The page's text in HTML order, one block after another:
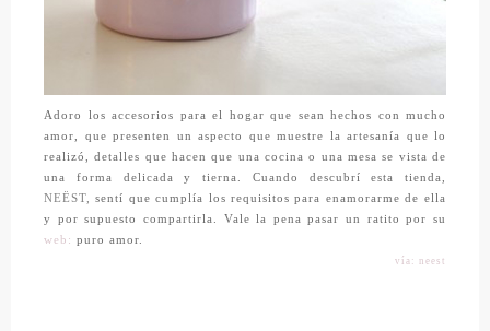
Adoro los accesorios para el hogar que sean hechos con mucho
amor, que presenten un aspecto que muestre la artesanía que lo
realizó, detalles que hacen que una cocina o una mesa se vista de
una forma delicada y tierna. Cuando descubrí esta tienda,
NEËST,
sentí que cumplía los requisitos para enamorarme de ella
y por supuesto compartirla. Vale la pena pasar un ratito por su
web: puro amor.
vía: neest